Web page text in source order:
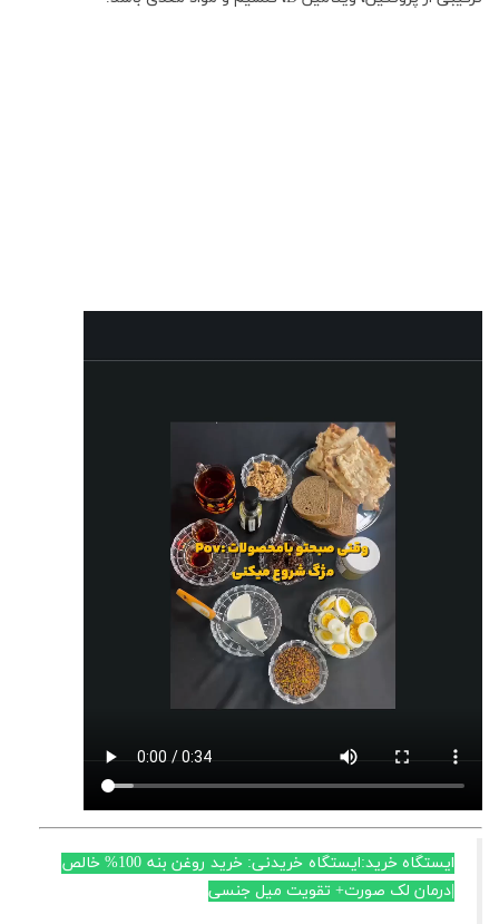
ایستگاه خرید:ایستگاه خریدنی:خرید روغن بنه
100% خالص
|درمان لک صورت+ تقویت میل جنسی